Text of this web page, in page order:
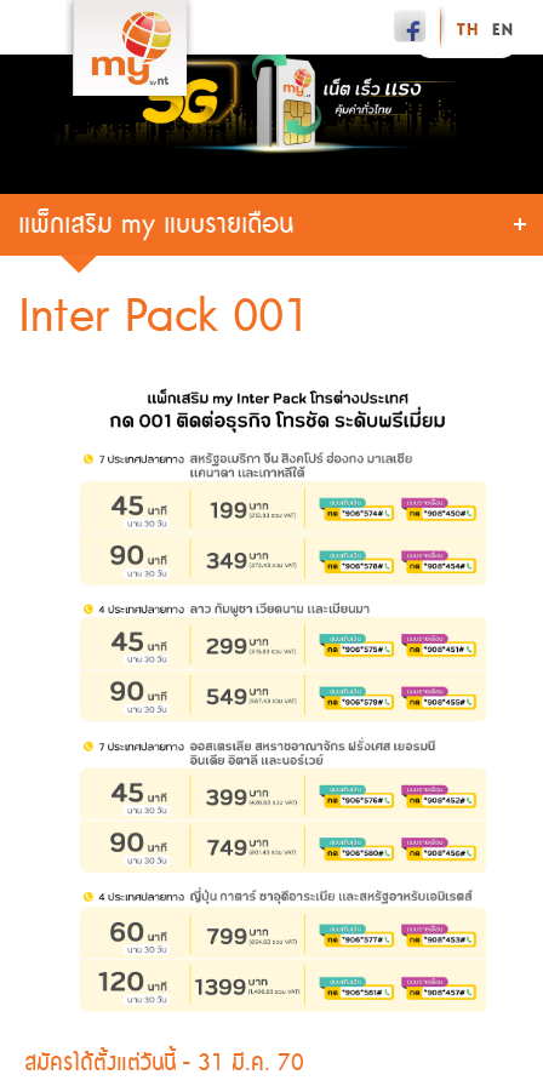
แพ็กเสริม my แบบรายเดือน
Inter Pack 001
สมัครได้ตั้งแต่วันนี้ - 31 มี.ค. 70